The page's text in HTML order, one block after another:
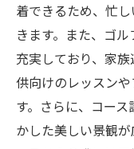
着できるため、忙
きます。また、ゴ
充実しており、家
供向けのレッスン
す。さらに、コー
かした美しい景観